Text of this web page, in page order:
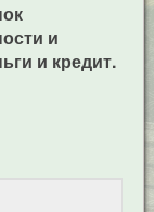
и
и кредит.